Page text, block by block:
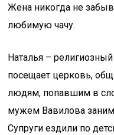
Жена никогда не
любимую чачу.
Наталья –
посещает церковь,
людям, попавшим в
мужем Вавилова
Супруги ездили по